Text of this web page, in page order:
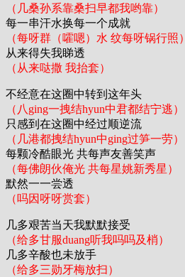
（几桑孙系靠桑扫早都我哟靠）
每一串汗水换每一个成就
（每呀群（嚯嗯）水 纹每呀锅行照）
从来得失我睇透
（从来哒撒 我抬套）
不经意在这圈中转到这年头
（八ging一拽结hyun中君都结宁逃）
只感到在这圈中经过顺逆流
（几港都拽结hyun中ging过笋一劳）
每颗冷酷眼光 共每声友善笑声
（每佛朗伙俺光 共每星姚新秀星）
默然一一尝透
（吗因呀呀赏套）
几多艰苦当天我默默接受
（给多甘服duang听我吗吗及梢）
几多辛酸也未放手
（给多三勋牙梅放扫）